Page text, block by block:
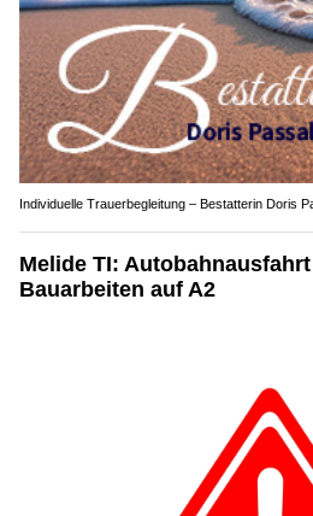
Individuelle Trauerbegleitung – Bestatterin Doris
Melide TI:
Bauarbeiten auf A2